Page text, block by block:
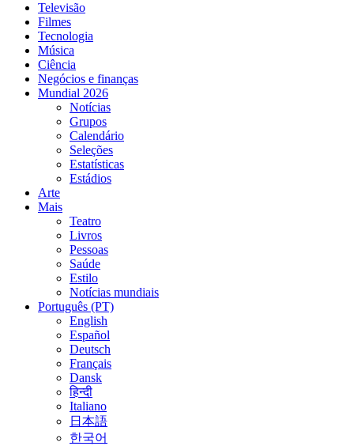
Televisão
Filmes
Tecnologia
Música
Ciência
Negócios e finanças
Mundial 2026
Notícias
Grupos
Calendário
Seleções
Estatísticas
Estádios
Arte
Mais
Teatro
Livros
Pessoas
Saúde
Estilo
Notícias mundiais
Português (PT)
English
Español
Deutsch
Français
Dansk
हिन्दी
Italiano
日本語
한국어